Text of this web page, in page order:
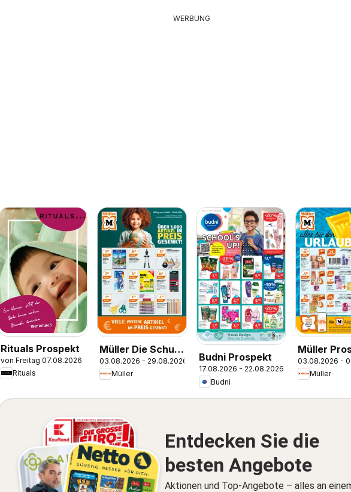
WERBUNG
Rituals Prospekt
von Freitag 07.08.2026
Rituals
Müller Die Schule
ruft
03.08.2026 - 29.08.2026
Müller
Budni Prospekt
17.08.2026 - 22.08.2026
Budni
Müller
03.08.2026 -
Müller
Entdecken Sie die
besten Angebote
Aktionen und Top-Angebote – alles an